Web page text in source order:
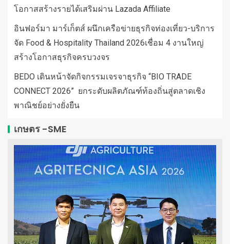
โอกาสสร้างรายได้เสริมผ่าน Lazada Affiliate
อินฟอร์มา มาร์เก็ตส์ ผนึกเครือข่ายธุรกิจท่องเที่ยว-บริการ
จัด Food & Hospitality Thailand 2026เชื่อม 4 งานใหญ่
สร้างโอกาสธุรกิจครบวงจร
BEDO เดินหน้าจัดกิจกรรมเจรจาธุรกิจ “BIO TRADE
CONNECT 2026” ยกระดับผลิตภัณฑ์ท้องถิ่นสู่ตลาดเชิง
พาณิชย์อย่างยั่งยืน
เกษตร -SME